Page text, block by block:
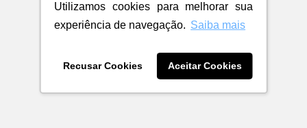
Utilizamos cookies para melhorar sua
experiência de navegação. Saiba mais
Recusar Cookies Aceitar Cookies